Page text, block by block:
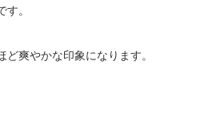
。
爽やかな印象になります。